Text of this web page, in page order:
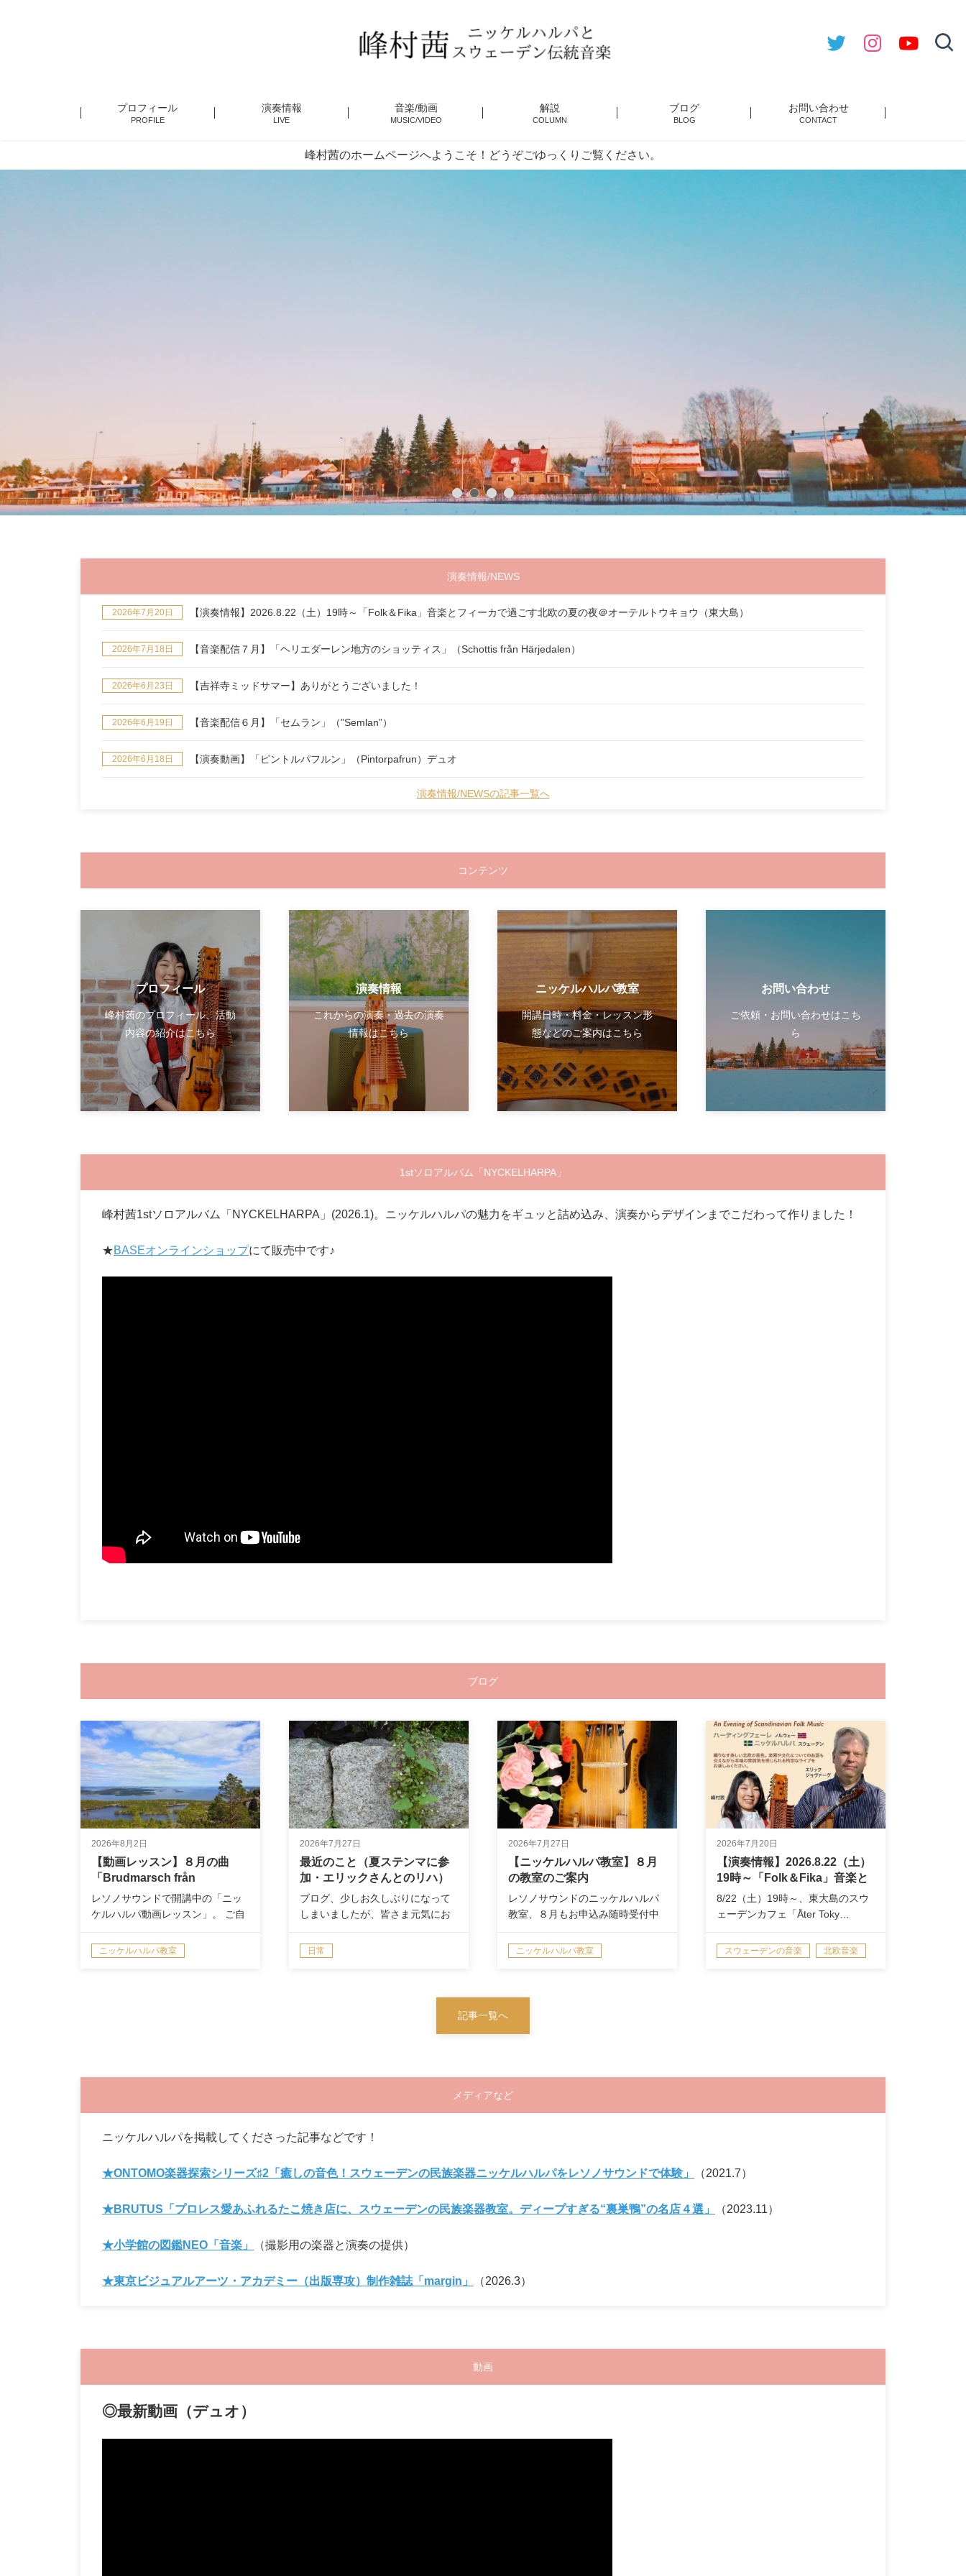
プロフィール
PROFILE
演奏情報
LIVE
音楽/動画
MUSIC/VIDEO
解説
COLUMN
ブログ
BLOG
お問い合わせ
CONTACT
峰村茜のホームページへようこそ！どうぞごゆっくりご覧ください。
演奏情報/NEWS
2026年7月20日 【演奏情報】2026.8.22（土）19時～「Folk＆Fika」音楽とフィーカで過ごす北欧の夏の夜＠オーテルトウキョウ（東大島）
2026年7月18日 【音楽配信７月】「ヘリエダーレン地方のショッティス」（Schottis från Härjedalen）
2026年6月23日 【吉祥寺ミッドサマー】ありがとうございました！
2026年6月19日 【音楽配信６月】「セムラン」（”Semlan”）
2026年6月18日 【演奏動画】「ピントルパフルン」（Pintorpafrun）デュオ
演奏情報/NEWSの記事一覧へ
コンテンツ
プロフィール
峰村茜のプロフィール、活動
内容の紹介はこちら
演奏情報
これからの演奏・過去の演奏
情報はこちら
ニッケルハルパ教室
開講日時・料金・レッスン形
態などのご案内はこちら
お問い合わせ
ご依頼・お問い合わせはこち
ら
1stソロアルバム「NYCKELHARPA」
峰村茜1stソロアルバム「NYCKELHARPA」(2026.1)。ニッケルハルパの魅力をギュッと詰め込み、演奏からデザインまでこだわって作りました！
★BASEオンラインショップにて販売中です♪
ブログ
2026年8月2日
【動画レッスン】８月の曲
「Brudmarsch från
Jämtland」公開のお知らせ
レソノサウンドで開講中の「ニッ
ケルハルパ動画レッスン」。 ご自
ニッケルハルパ教室
2026年7月27日
最近のこと（夏ステンマに参
加・エリックさんとのリハ）
ブログ、少しお久しぶりになって
しまいましたが、皆さま元気にお
日常
2026年7月27日
【ニッケルハルパ教室】８月
の教室のご案内
レソノサウンドのニッケルハルパ
教室、８月もお申込み随時受付中
ニッケルハルパ教室
2026年7月20日
【演奏情報】2026.8.22（土）
19時～「Folk＆Fika」音楽と
フィーカで過ごす北欧の夏の
夜＠オーテルトウキョウ（東
8/22（土）19時～、東大島のスウ
ェーデンカフェ「Åter Toky…
スウェーデンの音楽 北欧音楽
記事一覧へ
メディアなど
ニッケルハルパを掲載してくださった記事などです！
★ONTOMO楽器探索シリーズ♯2「癒しの音色！スウェーデンの民族楽器ニッケルハルパをレソノサウンドで体験」 （2021.7）
★BRUTUS「プロレス愛あふれるたこ焼き店に、スウェーデンの民族楽器教室。ディープすぎる“裏巣鴨”の名店４選」 （2023.11）
★小学館の図鑑NEO「音楽」 （撮影用の楽器と演奏の提供）
★東京ビジュアルアーツ・アカデミー（出版専攻）制作雑誌「margin」 （2026.3）
動画
◎最新動画（デュオ）